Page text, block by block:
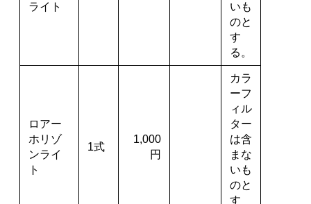
ライト
いも
のと
す
る。
ロアー
ホリゾ
ンライ
ト
1式
1,000
円
カラ
ーフ
ィル
ター
は含
まな
いも
のと
す